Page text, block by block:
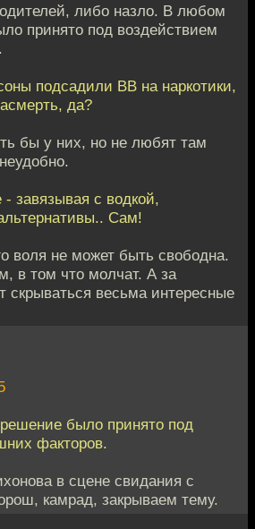
либо назло. В любом
принято под воздействием
подсадили ВВ на наркотики,
да?
бы у них, но не любят там
завязывая с водкой,
Сам!
воля не может быть свободна.
в том что молчат. А за
скрываться весьма интересные
было принято под
факторов.
в сцене свидания с
камрад, закрываем тему.